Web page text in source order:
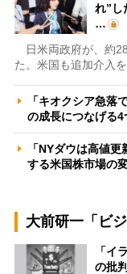
れ”し
…
日米両政府が、約
た。米国も追加介入
「キオクシア急
の成長につなげ
「NYダウは高値
する米国株市場
大前研一「ビ
「イ
の批